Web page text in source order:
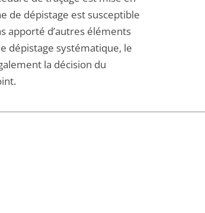
de dépistage est susceptible
apporté d’autres éléments
dépistage systématique, le
la décision du